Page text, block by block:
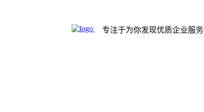
专注于为你发现优质企业服务